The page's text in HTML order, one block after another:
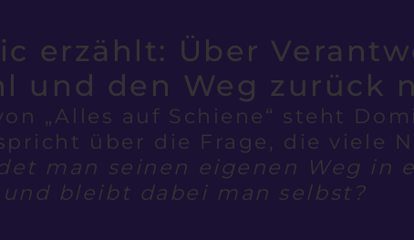
erzählt: Über
und den Weg zurück
„Alles auf Schiene“ steht
über die Frage, die viele
man seinen eigenen Weg in
bleibt dabei man selbst?